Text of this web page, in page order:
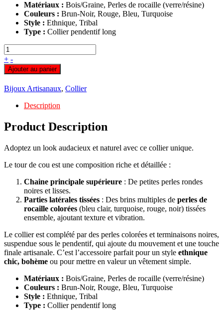
Matériaux : Bois/Graine, Perles de rocaille (verre/résine)
Couleurs : Brun-Noir, Rouge, Bleu, Turquoise
Style : Ethnique, Tribal
Type : Collier pendentif long
+ -
Ajouter au panier
Bijoux Artisanaux, Collier
Description
Product Description
Adoptez un look audacieux et naturel avec ce collier unique.
Le tour de cou est une composition riche et détaillée :
Chaine principale supérieure : De petites perles rondes
noires et lisses.
Parties latérales tissées : Des brins multiples de perles de
rocaille colorées (bleu clair, turquoise, rouge, noir) tissées
ensemble, ajoutant texture et vibration.
Le collier est complété par des perles colorées et terminaisons noires,
suspendue sous le pendentif, qui ajoute du mouvement et une touche
finale artisanale. C’est l’accessoire parfait pour un style ethnique
chic, bohème ou pour mettre en valeur un vêtement simple.
Matériaux : Bois/Graine, Perles de rocaille (verre/résine)
Couleurs : Brun-Noir, Rouge, Bleu, Turquoise
Style : Ethnique, Tribal
Type : Collier pendentif long